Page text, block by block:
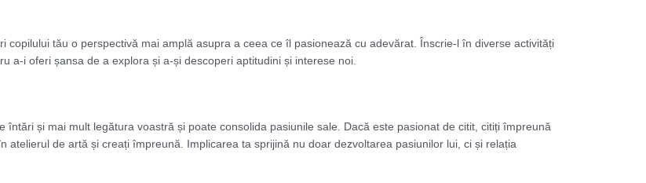
copilului tău o perspectivă mai amplă asupra a ceea ce îl pasionează cu adevărat. Înscrie-l în diverse activități
a-i oferi șansa de a explora și a-și descoperi aptitudini și interese noi.
și mai mult legătura voastră și poate consolida pasiunile sale. Dacă este pasionat de citit, citiți împreună
atelierul de artă și creați împreună. Implicarea ta sprijină nu doar dezvoltarea pasiunilor lui, ci și relația